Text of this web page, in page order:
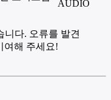
AUDIO
니다. 오류를 발견
여해 주세요!